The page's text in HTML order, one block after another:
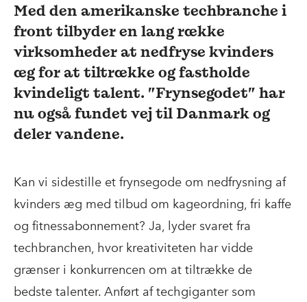
Med den amerikanske techbranche i
front tilbyder en lang række
virksomheder at nedfryse kvinders
æg for at tiltrække og fastholde
kvindeligt talent. ”Frynsegodet” har
nu også fundet vej til Danmark og
deler vandene.
Kan vi sidestille et frynsegode om nedfrysning af
kvinders æg med tilbud om kageordning, fri kaffe
og fitnessabonnement? Ja, lyder svaret fra
techbranchen, hvor kreativiteten har vidde
grænser i konkurrencen om at tiltrække de
bedste talenter. Anført af techgiganter som